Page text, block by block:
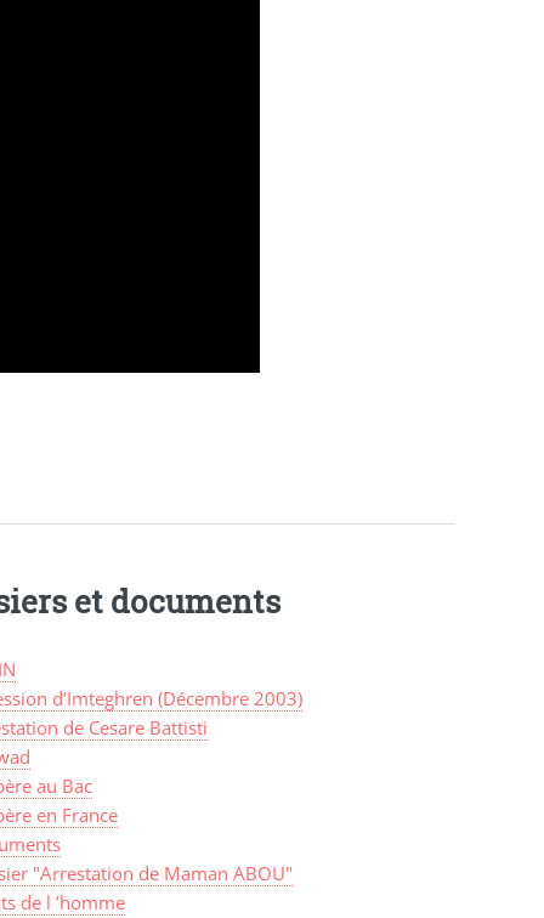
et documents
d’Imteghren (Décembre 2003)
de Cesare Battisti
au Bac
en France
"Arrestation de Maman ABOU"
de l ’homme